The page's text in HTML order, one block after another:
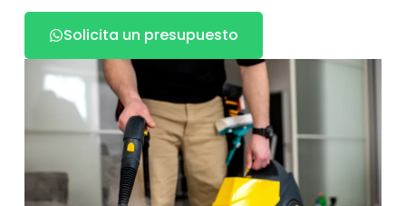
Solicita un presupuesto